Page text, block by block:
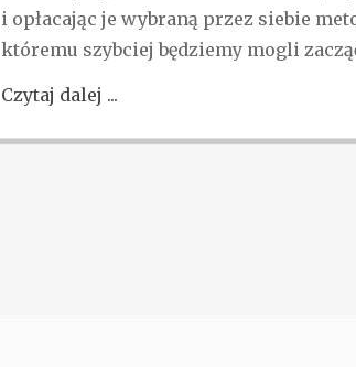
i opłacając je wybraną przez siebie
któremu szybciej będziemy mogli
Czytaj dalej ...